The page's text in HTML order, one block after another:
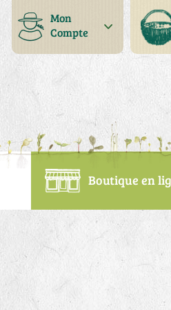
Mon
Compte
Boutique en